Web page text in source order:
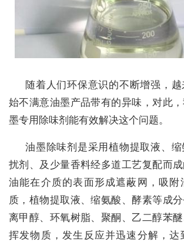
随着人们环保意识的不断增强，
始不满意油墨产品带有的异味，对此
墨专用除味剂能有效解决这个问题。
油墨除味剂是采用植物提取液、
扰剂、及少量香料经多道工艺复配而
油能在介质的表面形成遮蔽网，吸附
质，植物提取液、缩氨酸、酵素等成
离甲醇、环氧树脂、聚酮、乙二醇苯
挥发物质，发生反应并迅速分解，达